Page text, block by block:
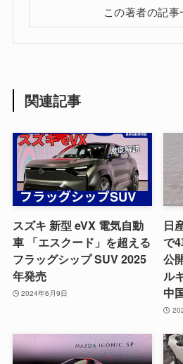
この著者の記事
関連記事
スズキ 新型 eVX 電気自動
車 「エスクード」を超える
フラッグシップ SUV 2025
年発売
2024年6月9日
日
で
公
ル
中